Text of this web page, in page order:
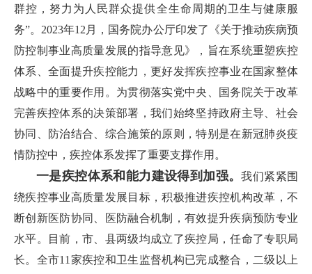
群控，努力为人民群众提供全生命周期的卫生与健康服
务”。2023年12月，国务院办公厅印发了《关于推动疾病预
防控制事业高质量发展的指导意见》，旨在系统重塑疾控
体系、全面提升疾控能力，更好发挥疾控事业在国家整体
战略中的重要作用。为贯彻落实党中央、国务院关于改革
完善疾控体系的决策部署，我们始终坚持政府主导、社会
协同、防治结合、综合施策的原则，特别是在新冠肺炎疫
情防控中，疾控体系发挥了重要支撑作用。
一是疾控体系和能力建设得到加强。我们紧紧围
绕疾控事业高质量发展目标，积极推进疾控机构改革，不
断创新医防协同、医防融合机制，有效提升疾病预防专业
水平。目前，市、县两级均成立了疾控局，任命了专职局
长。全市11家疾控和卫生监督机构已完成整合，二级以上